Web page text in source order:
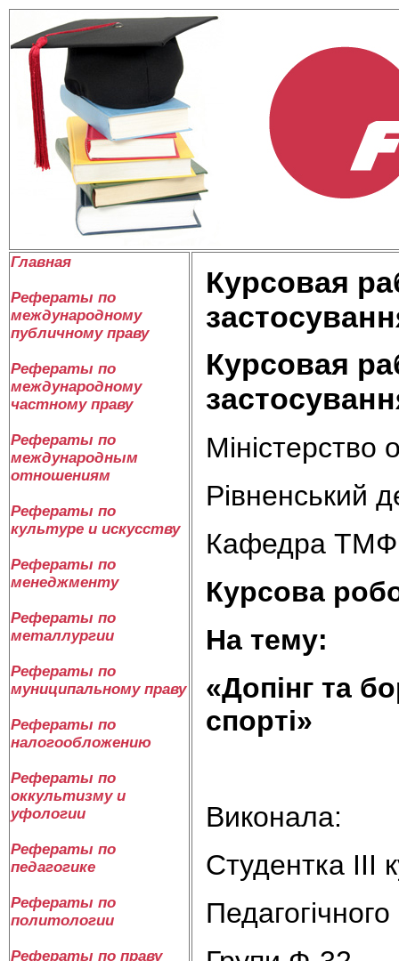
Главная
Рефераты по
международному
публичному праву
Рефераты по
международному
частному праву
Рефераты по
международным
отношениям
Рефераты по
культуре и искусству
Рефераты по
менеджменту
Рефераты по
металлургии
Рефераты по
муниципальному праву
Рефераты по
налогообложению
Рефераты по
оккультизму и
уфологии
Рефераты по
педагогике
Рефераты по
политологии
Рефераты по праву
Курсовая
Курсовая
Міністерство
Рівненський
Кафедра
Курсова
На тему:
«Допінг та
спорті»
Виконала:
Студентка ІІІ